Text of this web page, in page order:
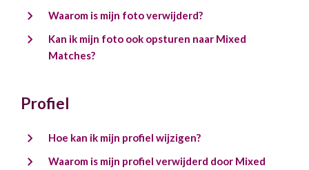
Waarom is mijn foto verwijderd?
Kan ik mijn foto ook opsturen naar Mixed
Matches?
Profiel
Hoe kan ik mijn profiel wijzigen?
Waarom is mijn profiel verwijderd door Mixed